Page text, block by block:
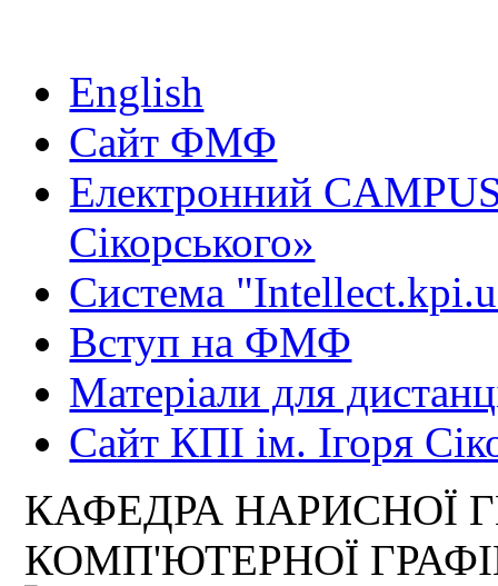
English
Сайт ФМФ
Електронний
Сікорського»
Система
Вступ на ФМФ
Матеріали для
Сайт КПІ ім. Ігоря
КАФЕДРА НАРИСНОЇ
КОМП'ЮТЕРНОЇ